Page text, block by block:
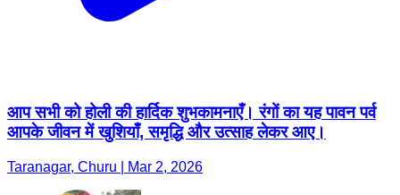
आप सभी को होली की हार्दिक शुभकामनाएँ। रंगों का यह पावन पर्व
आपके जीवन में खुशियाँ, समृद्धि और उत्साह लेकर आए।
Taranagar, Churu | Mar 2, 2026